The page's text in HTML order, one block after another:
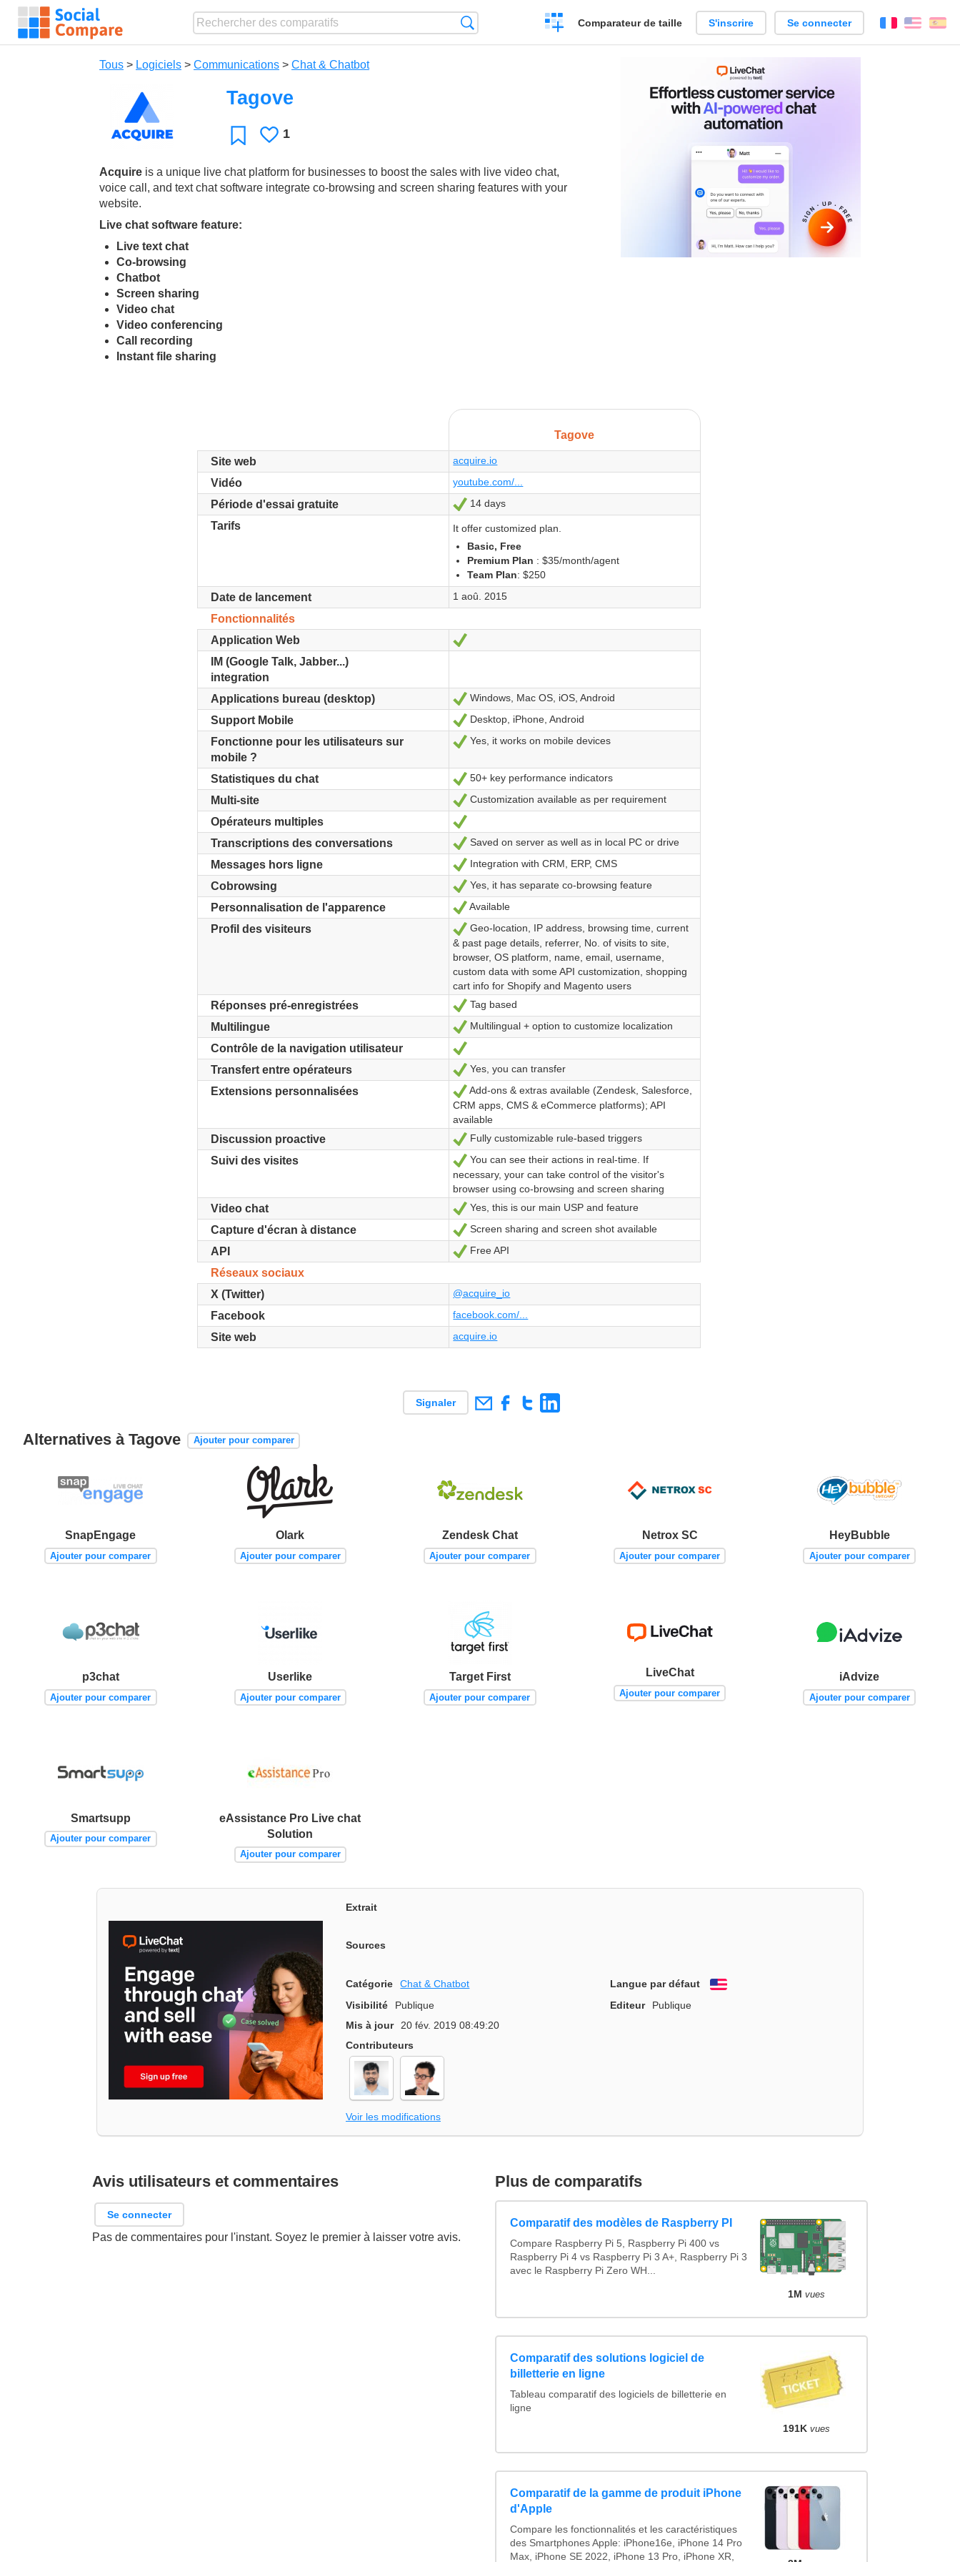
Créer
un
Comparateur de taille S'inscrire Se connecter FrançaisEnglish
Tous > Logiciels > Communications > Chat & Chatbot
Tagove
Favori J'aime
1
Acquire is a unique live chat platform for businesses to boost the sales with live video chat,
voice call, and text chat software integrate co-browsing and screen sharing features with your
website.
Live chat software feature:
Live text chat
Co-browsing
Chatbot
Screen sharing
Video chat
Video conferencing
Call recording
Instant file sharing
Tagove
Site web acquire.io
Vidéo youtube.com/...
Période d'essai gratuite Oui
14 days
Tarifs
It offer customized plan.
Basic, Free
Premium Plan : $35/month/agent
Team Plan: $250
Date de lancement 1 aoû. 2015
Fonctionnalités
Application Web
IM (Google Talk, Jabber...)
integration
Applications bureau (desktop)
Oui
Windows, Mac OS, iOS, Android
Support Mobile Oui
Desktop, iPhone, Android
Fonctionne pour les utilisateurs sur
mobile ?
Oui
Yes, it works on mobile devices
Statistiques du chat Oui
50+ key performance indicators
Multi-site Oui
Customization available as per requirement
Opérateurs multiples Oui
Transcriptions des conversations Oui
Saved on server as well as in local PC or drive
Messages hors ligne Oui
Integration with CRM, ERP, CMS
Cobrowsing Oui
Yes, it has separate co-browsing feature
Personnalisation de l'apparence Oui
Available
Profil des visiteurs Oui
Geo-location, IP address, browsing time, current
& past page details, referrer, No. of visits to site,
browser, OS platform, name, email, username,
custom data with some API customization, shopping
cart info for Shopify and Magento users
Réponses pré-enregistrées Oui
Tag based
Multilingue Oui
Multilingual + option to customize localization
Contrôle de la navigation utilisateur Oui
Transfert entre opérateurs Oui
Yes, you can transfer
Extensions personnalisées Oui
Add-ons & extras available (Zendesk, Salesforce,
CRM apps, CMS & eCommerce platforms); API
available
Discussion proactive Oui
Fully customizable rule-based triggers
Suivi des visites Oui
You can see their actions in real-time. If
necessary, your can take control of the visitor's
browser using co-browsing and screen sharing
Video chat Oui
Yes, this is our main USP and feature
Capture d'écran à distance Oui
Screen sharing and screen shot available
API Oui
Free API
Réseaux sociaux
X (Twitter)
@acquire_io
Facebook facebook.com/...
Site web acquire.io
Signaler
Alternatives à Tagove Ajouter pour comparer
SnapEngage
Ajouter pour comparer
Olark
Ajouter pour comparer
Zendesk Chat
Ajouter pour comparer
Netrox SC
Ajouter pour comparer
HeyBubble
Ajouter pour comparer
p3chat
Ajouter pour comparer
Userlike
Ajouter pour comparer
Target First
Ajouter pour comparer
LiveChat
Ajouter pour comparer
iAdvize
Ajouter pour comparer
Smartsupp
Ajouter pour comparer
eAssistance Pro Live chat
Solution
Ajouter pour comparer
Extrait
Sources
Catégorie Chat & Chatbot Langue par défaut
English
Visibilité
Publique Editeur
Publique
Mis à jour
20 fév. 2019 08:49:20
Contributeurs
Voir les modifications
Avis utilisateurs et commentaires
Se connecter
Pas de commentaires pour l'instant. Soyez le premier à laisser votre avis.
Plus de comparatifs
Comparatif des modèles de Raspberry PI
Compare Raspberry Pi 5, Raspberry Pi 400 vs
Raspberry Pi 4 vs Raspberry Pi 3 A+, Raspberry Pi 3
avec le Raspberry Pi Zero WH...
1M vues
Comparatif des solutions logiciel de
billetterie en ligne
Tableau comparatif des logiciels de billetterie en
ligne
191K vues
Comparatif de la gamme de produit iPhone
d'Apple
Compare les fonctionnalités et les caractéristiques
des Smartphones Apple: iPhone16e, iPhone 14 Pro
Max, iPhone SE 2022, iPhone 13 Pro, iPhone XR,